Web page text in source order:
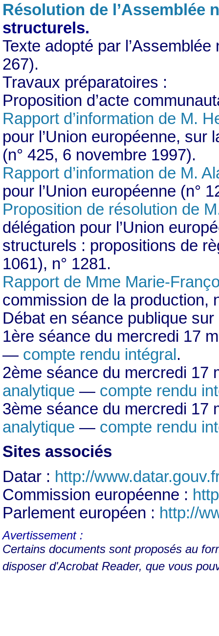
Résolution de l’Assemblée
structurels.
Texte adopté par
267).
Travaux préparatoires :
Proposition d’acte
Rapport d’information de M.
pour l’Union européenne, sur
(n° 425, 6 novembre 1997).
Rapport d’information de M.
pour l’Union européenne (n°
Proposition de résolution de
délégation pour l’Union
structurels : propositions de
1061), n° 1281.
Rapport de Mme Marie-
commission de la production,
Débat en séance publique sur
1ère séance du mercredi 17
— compte rendu intégral .
2ème séance du mercredi 17
analytique — compte rendu
3ème séance du mercredi 17
analytique — compte rendu
Sites associés
Datar : http://
Commission européenne :
Parlement européen : http://
Avertissement :
Certains documents sont proposés au
disposer d'Acrobat Reader, que vous